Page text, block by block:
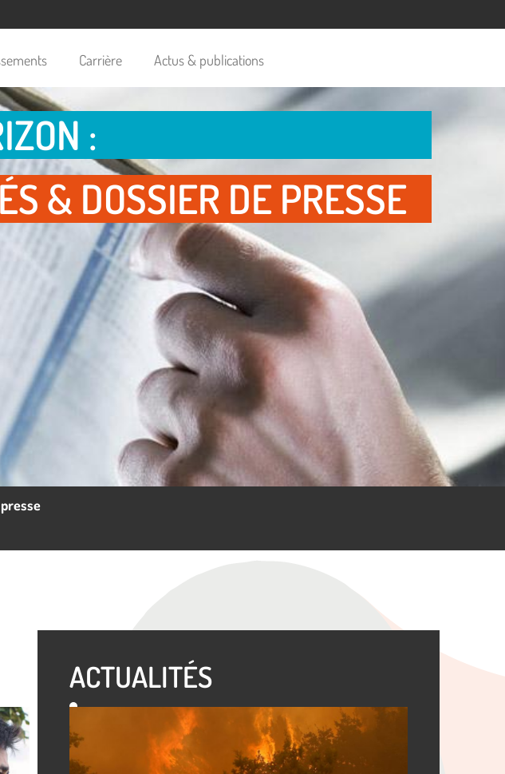
Carrière Actus & publications
:
& DOSSIER DE PRESSE
ACTUALITÉS